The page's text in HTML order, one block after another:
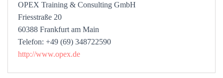
OPEX Training & Consulting GmbH
Friesstraße 20
60388 Frankfurt am Main
Telefon: +49 (69) 348722590
http://www.opex.de